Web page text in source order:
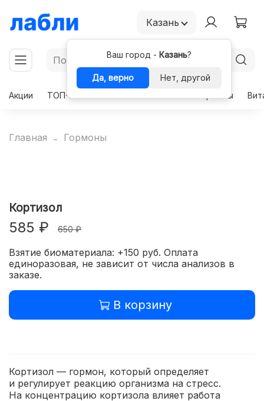
Казань
Ваш город - Казань?
Да, верно
Нет, другой
Акции
ТОП-50 Гормоны
Главная Гормоны
Кортизол
585 ₽ 650 ₽
Взятие биоматериала: +150 руб. Оплата
единоразовая, не зависит от числа анализов в
заказе.
В корзину
Кортизол — гормон, который определяет
и регулирует реакцию организма на стресс.
На концентрацию кортизола влияет работа